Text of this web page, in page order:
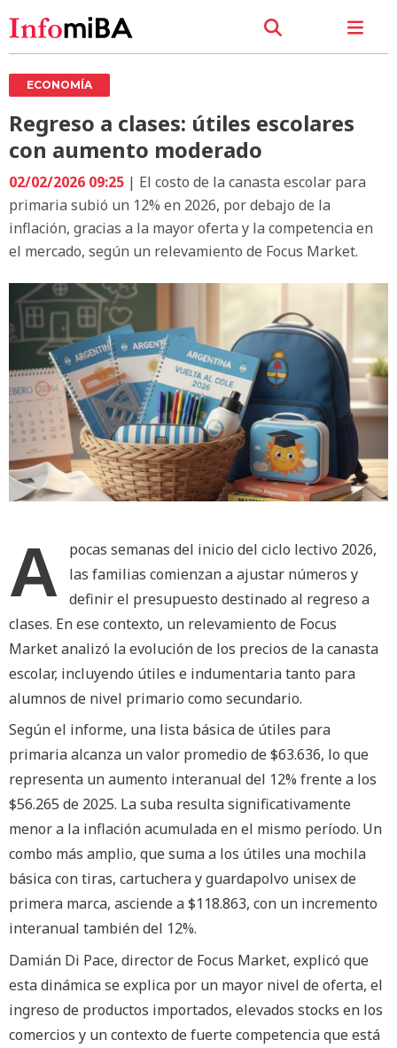
ECONOMÍA
Regreso a clases: útiles escolares
con aumento moderado
02/02/2026 09:25 | El costo de la canasta escolar para
primaria subió un 12% en 2026, por debajo de la
inflación, gracias a la mayor oferta y la competencia en
el mercado, según un relevamiento de Focus Market.
A
pocas semanas del inicio del ciclo lectivo 2026,
las familias comienzan a ajustar números y
definir el presupuesto destinado al regreso a
clases. En ese contexto, un relevamiento de Focus
Market analizó la evolución de los precios de la canasta
escolar, incluyendo útiles e indumentaria tanto para
alumnos de nivel primario como secundario.
Según el informe, una lista básica de útiles para
primaria alcanza un valor promedio de $63.636, lo que
representa un aumento interanual del 12% frente a los
$56.265 de 2025. La suba resulta significativamente
menor a la inflación acumulada en el mismo período. Un
combo más amplio, que suma a los útiles una mochila
básica con tiras, cartuchera y guardapolvo unisex de
primera marca, asciende a $118.863, con un incremento
interanual también del 12%.
Damián Di Pace, director de Focus Market, explicó que
esta dinámica se explica por un mayor nivel de oferta, el
ingreso de productos importados, elevados stocks en los
comercios y un contexto de fuerte competencia que está